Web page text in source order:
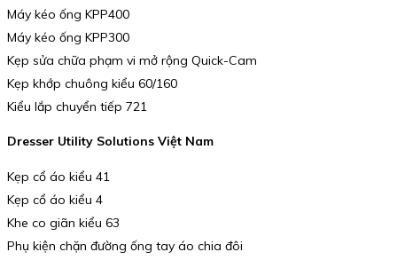
Máy kéo ống KPP400
Máy kéo ống KPP300
Kẹp sửa chữa phạm vi mở rộng Quick-Cam
Kẹp khớp chuông kiểu 60/160
Kiểu lắp chuyển tiếp 721
Dresser Utility Solutions Việt Nam
Kẹp cổ áo kiểu 41
Kẹp cổ áo kiểu 4
Khe co giãn kiểu 63
Phụ kiện chặn đường ống tay áo chia đôi